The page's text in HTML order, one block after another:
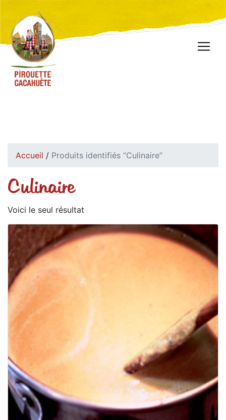
Accueil / Produits identifiés “Culinaire”
Culinaire
Voici le seul résultat